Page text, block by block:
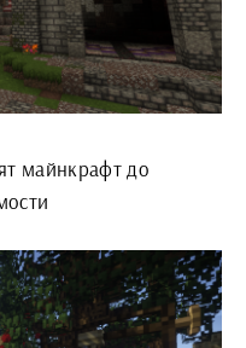
майнкрафт до